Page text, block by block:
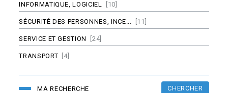
INFORMATIQUE, LOGICIEL [10]
SÉCURITÉ DES PERSONNES, INCE... [11]
SERVICE ET GESTION [24]
TRANSPORT [4]
MA RECHERCHE CHERCHER